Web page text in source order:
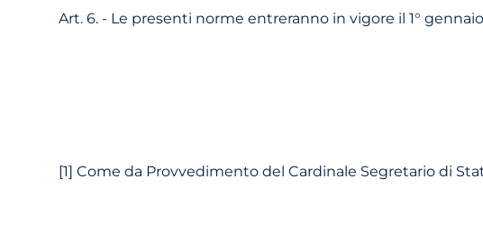
Art. 6. - Le presenti norme entreranno in vigore il 1° gennaio
[1] Come da Provvedimento del Cardinale Segretario di